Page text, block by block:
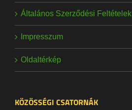
Általános Szerződési Feltételek
Impresszum
Oldaltérkép
KÖZÖSSÉGI CSATORNÁK